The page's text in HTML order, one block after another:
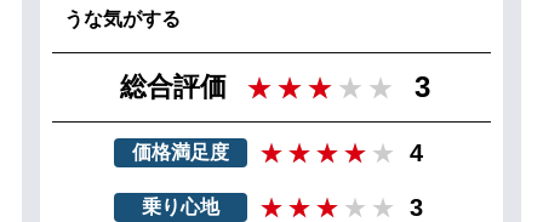
うな気がする
総合評価 3
価格満足度 4
乗り心地 3